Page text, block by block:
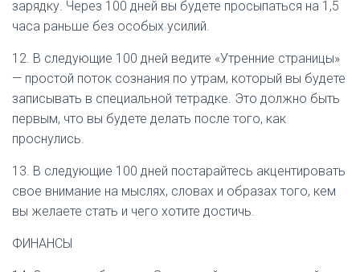
зарядку. Через 100 дней вы будете просыпаться на 1,5
часа раньше без особых усилий.
12. В следующие 100 дней ведите «Утренние страницы»
— простой поток сознания по утрам, который вы будете
записывать в специальной тетрадке. Это должно быть
первым, что вы будете делать после того, как
проснулись.
13. В следующие 100 дней постарайтесь акцентировать
свое внимание на мыслях, словах и образах того, кем
вы желаете стать и чего хотите достичь.
ФИНАНСЫ